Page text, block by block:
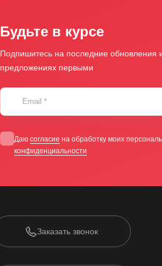
Будьте в курсе
Подпишитесь на последние обновления
предложениях первыми
Email *
Даю согласие на обработку моих
конфиденциальности
Заказать звонок